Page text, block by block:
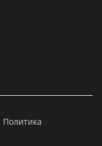
Политика